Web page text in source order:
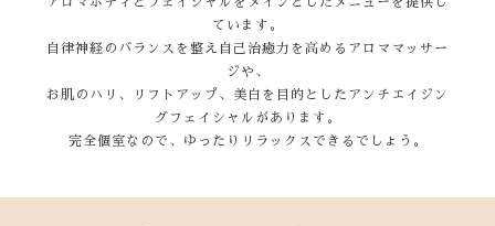
ています。
自律神経のバランスを整え自己治癒力を高めるアロママッサー
ジや、
お肌のハリ、リフトアップ、美白を目的としたアンチエイジン
グフェイシャルがあります。
完全個室なので、ゆったりリラックスできるでしょう。